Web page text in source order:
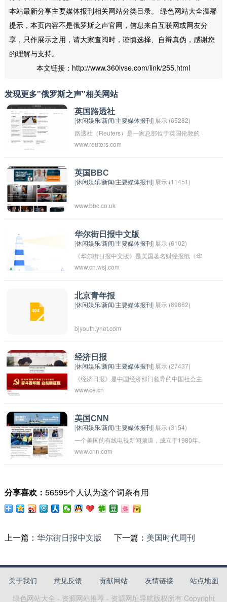
本站最新分享主要媒体报刊相关网站分类目录。 绿色网站大全温馨
提示，本页内容不是俄罗斯之声官网，信息来自互联网或网友分
享，只作展示之用，请大家查阅时，谨慎选择、自辩真伪，感谢您
的理解与支持。
本文链接：http://www.360lvse.com/link/255.html
发现更多"俄罗斯之声"相关网站
英国路透社
[休闲娱乐/新闻/主要媒体报刊] 展示 (65282)
路透社（Reuters）是一家总部位于英国伦敦的
国际性通讯社，成立于1851年，是全球最大的多
面的新闻报道闻名于世，涵盖了全球范围内的新
闻、金融、市场和政治事件。它的新闻稿件被全
着深远的影响力。
www.reuters.com
英国BBC
[休闲娱乐/新闻/主要媒体报刊] 展示 (11451)
www.bbc.co.uk
华尔街日报中文版
[休闲娱乐/新闻/主要媒体报刊] 展示 (6102)
《华尔街日报中文版》是美国著名财经报纸《华
尔街日报》的中文发布版。它提供最新的全球财
财经信息。该报纸在中国、香港等地都有读者，
被认为是一本权威的财经媒体，深受商界人士和
www.cn.wsj.com
北京青年报
[休闲娱乐/新闻/主要媒体报刊] 展示 (89862)
bjyouth.ynet.com
经济日报
[休闲娱乐/新闻/主要媒体报刊] 展示 (27437)
《经济日报》是中国经济部门领导的中国社会主
义报。它是中国国有事业单位、新闻单位或所属
外宣传报道商业新闻、工业新闻、金融新闻和政
治新闻为主的日报。
www.ce.cn
美国CNN
[休闲娱乐/新闻/主要媒体报刊] 展示 (3154)
一个美国的有线电视新闻频道，成立于1980年。
CNN是全球最大的24小时新闻频道之一，提供全
全球观众获取最新新闻和信息的重要来源之一。
CNN总部位于亚特兰大，遍布全球各地的分支机
www.cnn.com
分享喜欢： 56595个人认为这个词条有用
上一篇： 华尔街日报中文版 下一篇： 美国时代周刊
关于我们 意见反馈 贡献网站 友情链接
站点地图
绿色网站大全 - 资源网站推荐 - 资源网址导航版权所有 Copyright